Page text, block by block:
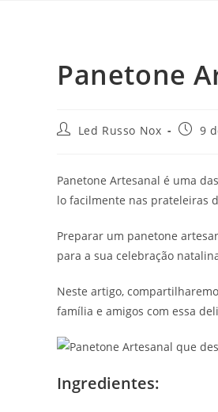
Panetone
Led Russo Nox 9
Panetone Artesanal é uma
lo facilmente nas prateleiras
Preparar um panetone
para a sua celebração
Neste artigo,
família e amigos com essa
Ingredientes: